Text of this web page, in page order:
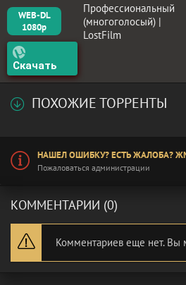
WEB-DL
1080p
Профессиональный
(многоголосый) |
LostFilm
Скачать
ПОХОЖИЕ ТОРРЕНТЫ
НАШЕЛ ОШИБКУ? ЕСТЬ ЖАЛОБА?
Пожаловаться администрации
КОММЕНТАРИИ (0)
Комментариев еще нет. Вы